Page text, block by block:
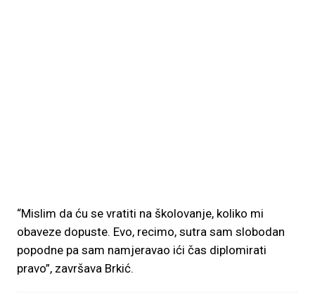
“Mislim da ću se vratiti na školovanje, koliko mi
obaveze dopuste. Evo, recimo, sutra sam slobodan
popodne pa sam namjeravao ići čas diplomirati
pravo”, završava Brkić.